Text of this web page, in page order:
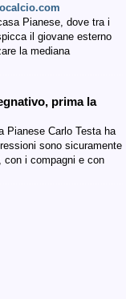
Pianese, dove tra i
il giovane esterno
la mediana
prima la
Pianese Carlo Testa ha
sono sicuramente
con i compagni e con